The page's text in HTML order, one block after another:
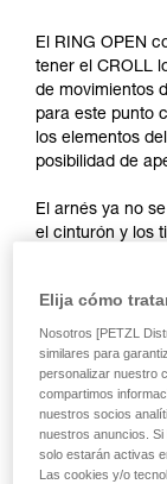
y un
través
Damos
su
El RING OPEN
tener el CROLL
de movimientos
para este punto
los elementos
posibilidad de
El arnés ya no
el cinturón y los
Elija cómo
Nosotros [PETZL
similares para
personalizar nuestro
compartimos
nuestros socios
nuestros anuncios.
solo estarán activas
Las cookies y/o